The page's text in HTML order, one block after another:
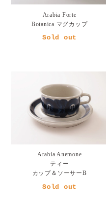
Arabia Forte
Botanica マグカップ
Sold out
Arabia Anemone
ティー
カップ＆ソーサーB
Sold out